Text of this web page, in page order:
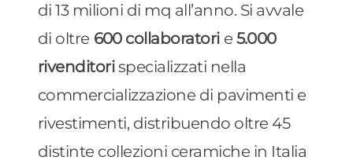
di 13 milioni di mq all’anno. Si avvale
di oltre 600 collaboratori e 5.000
rivenditorispecializzati nella
commercializzazione di pavimenti e
rivestimenti, distribuendo oltre 45
distinte collezioni ceramiche in Italia